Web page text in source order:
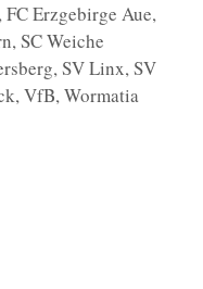
,FC Erzgebirge Aue,
,SC Weiche
,SV Linx,SV
,VfB,Wormatia